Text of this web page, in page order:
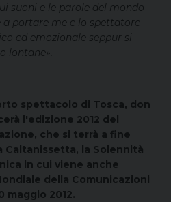
suoni e le parole del mondo
portare me e lo spettatore
ed emozionale seppur si
lontane»
spettacolo di Tosca, don
l'edizione 2012 del
che si terrà a fine
Caltanissetta, la Solennità
in cui viene anche
della Comunicazioni
maggio 2012.